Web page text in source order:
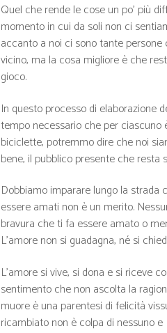
Quel che rende le cose un po’ più
momento in cui da soli non ci
accanto a noi ci sono tante
vicino, ma la cosa migliore è che
gioco.
In questo processo di elaborazione
tempo necessario che per
biciclette, potremmo dire che noi
bene, il pubblico presente che
Dobbiamo imparare lungo la
essere amati non è un merito.
bravura che ti fa essere amato o
L’amore non si guadagna, né si
L’amore si vive, si dona e si riceve
sentimento che non ascolta la
muore è una parentesi di felicità
ricambiato non è colpa di nessuno